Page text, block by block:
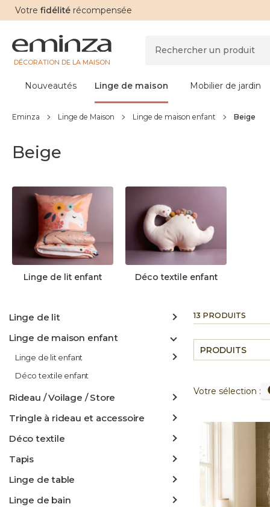
Votre fidélité récompensée
DÉCORATION DE LA MAISON
Nouveautés Linge de maison Mobilier de jardin
Eminza Linge de Maison Linge de maison enfant Beige
Beige
Linge de lit enfant Déco textile enfant
Linge de lit
Linge de maison enfant
Linge de lit enfant
Déco textile enfant
Rideau / Voilage / Store
Tringle à rideau et accessoire
Déco textile
Tapis
Linge de table
Linge de bain
13 PRODUITS
PRODUITS
Votre sélection :